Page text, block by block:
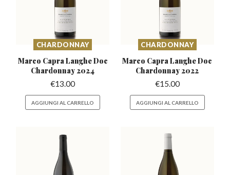
CHARDONNAY
Marco Capra Langhe Doc
Chardonnay 2024
€13.00
AGGIUNGI AL CARRELLO
CHARDONNAY
Marco Capra Langhe Doc
Chardonnay 2022
€15.00
AGGIUNGI AL CARRELLO